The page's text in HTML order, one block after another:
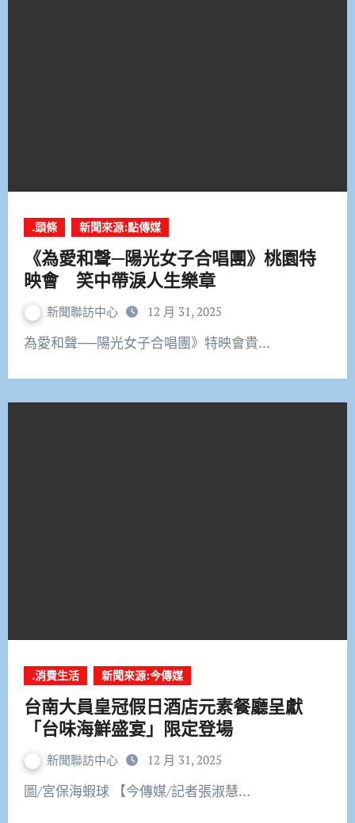
.頭條 新聞來源:點傳媒
《為愛和聲—陽光女子合唱團》桃園特
映會 笑中帶淚人生樂章
新聞聯訪中心 12 月 31, 2025
為愛和聲──陽光女子合唱團》特映會貴…
.消費生活 新聞來源:今傳媒
台南大員皇冠假日酒店元素餐廳呈獻
「台味海鮮盛宴」限定登場
新聞聯訪中心 12 月 31, 2025
圖/宮保海蝦球 【今傳媒/記者張淑慧…